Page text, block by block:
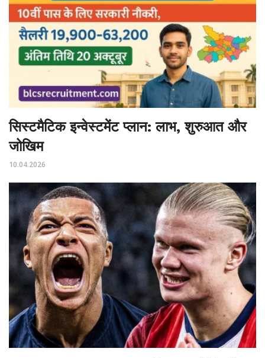
सिस्टमैटिक इन्वेस्टमेंट प्लान: लाभ, शुरुआत और
जोखिम
10.04.2026